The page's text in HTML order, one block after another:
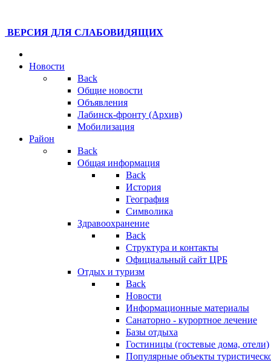
ВЕРСИЯ ДЛЯ СЛАБОВИДЯЩИХ
Новости
Back
Общие новости
Объявления
Лабинск-фронту (Архив)
Мобилизация
Район
Back
Общая информация
Back
История
География
Символика
Здравоохранение
Back
Структура и контакты
Официальный сайт ЦРБ
Отдых и туризм
Back
Новости
Информационные материалы
Санаторно - курортное лечение
Базы отдыха
Гостиницы (гостевые дома, отели)
Популярные объекты